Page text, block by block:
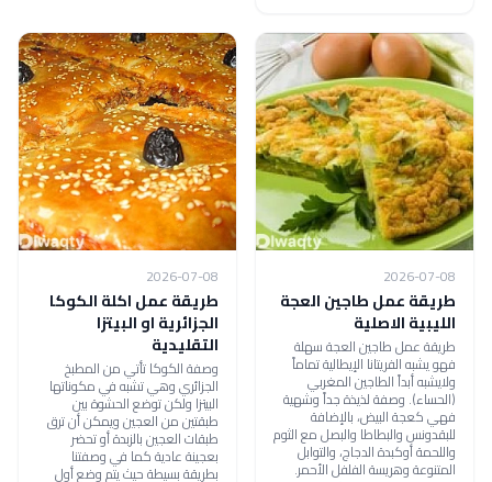
2026-07-08
طريقة عمل طاجين العجة
الليبية الاصلية
طريقة عمل طاجين العجة سهلة
فهو يشبه الفريتانا الإيطالية تماماً
ولايشبه أبداً الطاجين المغربي
(الحساء). وصفة لذيذة جداً وشهية
فهي كعجة البيض، بالإضافة
للبقدونس والبطاطا والبصل مع الثوم
واللحمة أوكبدة الدجاج، والتوابل
المتنوعة وهريسة الفلفل الأحمر.
2026-07-08
طريقة عمل اكلة الكوكا
الجزائرية او البيتزا
التقليدية
وصفة الكوكا تأتي من المطبخ
الجزائري وهي تشبه في مكوناتها
البيتزا ولكن توضع الحشوة بين
طبقتين من العجين ويمكن أن ترق
طبقات العجين بالزبدة أو تحضر
بعجينة عادية كما في وصفتنا
بطريقة بسيطة حيث يتم وضع أول